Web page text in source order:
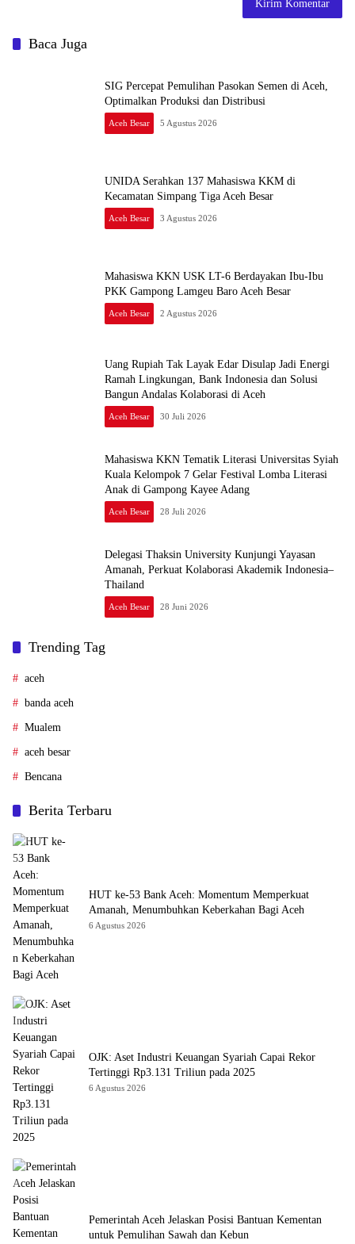
Baca Juga
SIG Percepat Pemulihan Pasokan Semen di Aceh,
Optimalkan Produksi dan Distribusi
Aceh Besar 5 Agustus 2026
UNIDA Serahkan 137 Mahasiswa KKM di
Kecamatan Simpang Tiga Aceh Besar
Aceh Besar 3 Agustus 2026
Mahasiswa KKN USK LT-6 Berdayakan Ibu-Ibu
PKK Gampong Lamgeu Baro Aceh Besar
Aceh Besar 2 Agustus 2026
Uang Rupiah Tak Layak Edar Disulap Jadi Energi
Ramah Lingkungan, Bank Indonesia dan Solusi
Bangun Andalas Kolaborasi di Aceh
Aceh Besar 30 Juli 2026
Mahasiswa KKN Tematik Literasi Universitas Syiah
Kuala Kelompok 7 Gelar Festival Lomba Literasi
Anak di Gampong Kayee Adang
Aceh Besar 28 Juli 2026
Delegasi Thaksin University Kunjungi Yayasan
Amanah, Perkuat Kolaborasi Akademik Indonesia–
Thailand
Aceh Besar 28 Juni 2026
Trending Tag
aceh
banda aceh
Mualem
aceh besar
Bencana
Berita Terbaru
HUT ke-53 Bank Aceh: Momentum Memperkuat
Amanah, Menumbuhkan Keberkahan Bagi Aceh
6 Agustus 2026
OJK: Aset Industri Keuangan Syariah Capai Rekor
Tertinggi Rp3.131 Triliun pada 2025
6 Agustus 2026
Pemerintah Aceh Jelaskan Posisi Bantuan Kementan
untuk Pemulihan Sawah dan Kebun